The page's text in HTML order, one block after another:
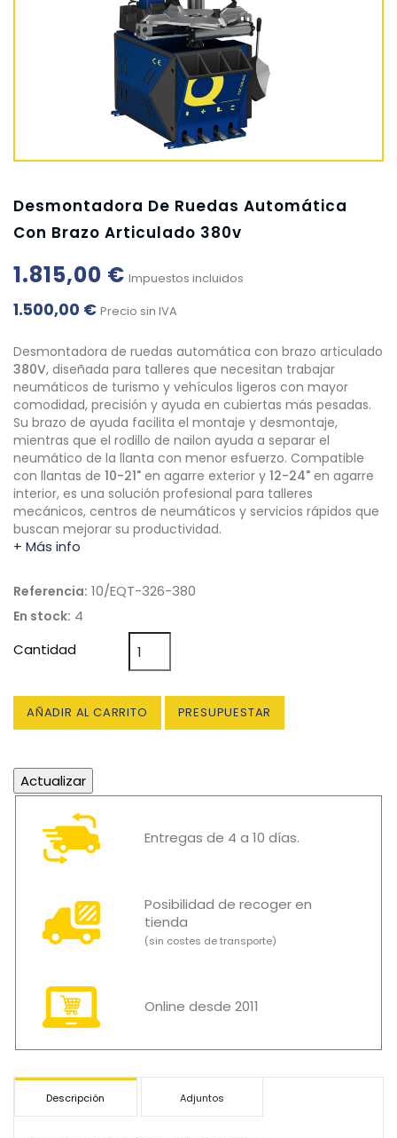
Desmontadora De Ruedas Automática
Con Brazo Articulado 380v
1.815,00 € Impuestos incluidos
1.500,00 € Precio sin IVA
Desmontadora de ruedas automática con brazo articulado
380V, diseñada para talleres que necesitan trabajar
neumáticos de turismo y vehículos ligeros con mayor
comodidad, precisión y ayuda en cubiertas más pesadas.
Su brazo de ayuda facilita el montaje y desmontaje,
mientras que el rodillo de nailon ayuda a separar el
neumático de la llanta con menor esfuerzo. Compatible
con llantas de 10-21" en agarre exterior y 12-24" en agarre
interior, es una solución profesional para talleres
mecánicos, centros de neumáticos y servicios rápidos que
buscan mejorar su productividad.
+ Más info
Referencia: 10/EQT-326-380
En stock: 4
Cantidad
AÑADIR AL CARRITO PRESUPUESTAR
Entregas de 4 a 10 días.
Posibilidad de recoger en
tienda
(sin costes de transporte)
Online desde 2011
Descripción Adjuntos